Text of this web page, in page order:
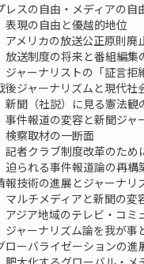
スの自由・メディアの自
現の自由と優越的地位
メリカの放送公正原則廃
送制度の将来と番組編集
ャーナリストの「証言拒
ジャーナリズムと現代社
聞（社説）に見る憲法観
件報道の変容と新聞ジャ
察取材の一断面
者クラブ制度改革のため
られる事件報道論の再構
技術の進展とジャーナリ
ルチメディアと新聞の変
ジア地域のテレビ・コミ
ャーナリズム論を我が事
ーバライゼーションの進